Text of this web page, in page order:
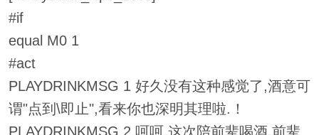
#if
equal M0 1
#act
PLAYDRINKMSG 1 好久没有这种感觉了,酒意可
谓"点到\即止",看来你也深明其理啦.！
PLAYDRINKMSG 2 呵呵,这次陪前辈喝酒,前辈